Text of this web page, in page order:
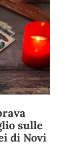
sulle
di Novi